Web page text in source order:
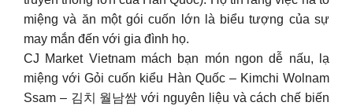
miệng và ăn một gói cuốn lớn là biểu tượng của sự
may mắn đến với gia đình họ.
CJ Market Vietnam mách bạn món ngon dễ nấu, lạ
miệng với Gỏi cuốn kiểu Hàn Quốc – Kimchi Wolnam
Ssam – 김치 월남쌈 với nguyên liệu và cách chế biến